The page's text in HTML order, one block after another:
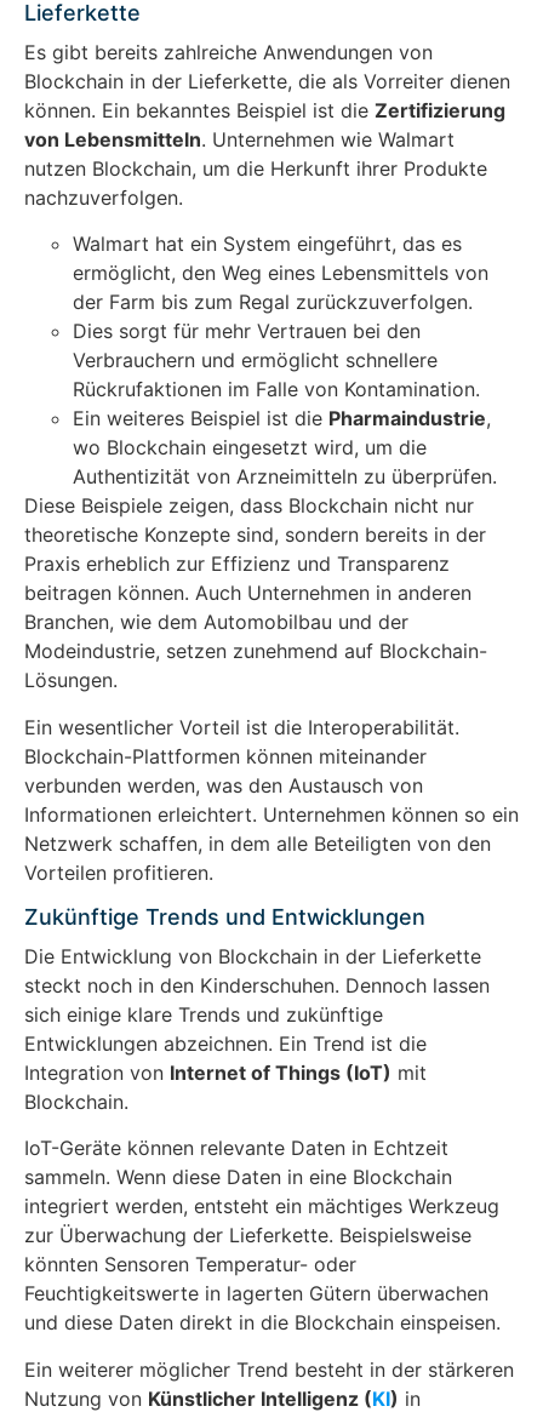
Lieferkette
Es gibt bereits zahlreiche Anwendungen von
Blockchain in der Lieferkette, die als Vorreiter dienen
können. Ein bekanntes Beispiel ist die Zertifizierung
von Lebensmitteln. Unternehmen wie Walmart
nutzen Blockchain, um die Herkunft ihrer Produkte
nachzuverfolgen.
Walmart hat ein System eingeführt, das es
ermöglicht, den Weg eines Lebensmittels von
der Farm bis zum Regal zurückzuverfolgen.
Dies sorgt für mehr Vertrauen bei den
Verbrauchern und ermöglicht schnellere
Rückrufaktionen im Falle von Kontamination.
Ein weiteres Beispiel ist die Pharmaindustrie,
wo Blockchain eingesetzt wird, um die
Authentizität von Arzneimitteln zu überprüfen.
Diese Beispiele zeigen, dass Blockchain nicht nur
theoretische Konzepte sind, sondern bereits in der
Praxis erheblich zur Effizienz und Transparenz
beitragen können. Auch Unternehmen in anderen
Branchen, wie dem Automobilbau und der
Modeindustrie, setzen zunehmend auf Blockchain-
Lösungen.
Ein wesentlicher Vorteil ist die Interoperabilität.
Blockchain-Plattformen können miteinander
verbunden werden, was den Austausch von
Informationen erleichtert. Unternehmen können so ein
Netzwerk schaffen, in dem alle Beteiligten von den
Vorteilen profitieren.
Zukünftige Trends und Entwicklungen
Die Entwicklung von Blockchain in der Lieferkette
steckt noch in den Kinderschuhen. Dennoch lassen
sich einige klare Trends und zukünftige
Entwicklungen abzeichnen. Ein Trend ist die
Integration von Internet of Things (IoT) mit
Blockchain.
IoT-Geräte können relevante Daten in Echtzeit
sammeln. Wenn diese Daten in eine Blockchain
integriert werden, entsteht ein mächtiges Werkzeug
zur Überwachung der Lieferkette. Beispielsweise
könnten Sensoren Temperatur- oder
Feuchtigkeitswerte in lagerten Gütern überwachen
und diese Daten direkt in die Blockchain einspeisen.
Ein weiterer möglicher Trend besteht in der stärkeren
Nutzung von Künstlicher Intelligenz (KI) in